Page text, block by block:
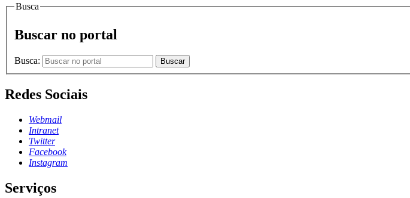
Busca
Buscar no portal
Busca: Buscar
Redes Sociais
Webmail
Intranet
Twitter
Facebook
Instagram
Serviços